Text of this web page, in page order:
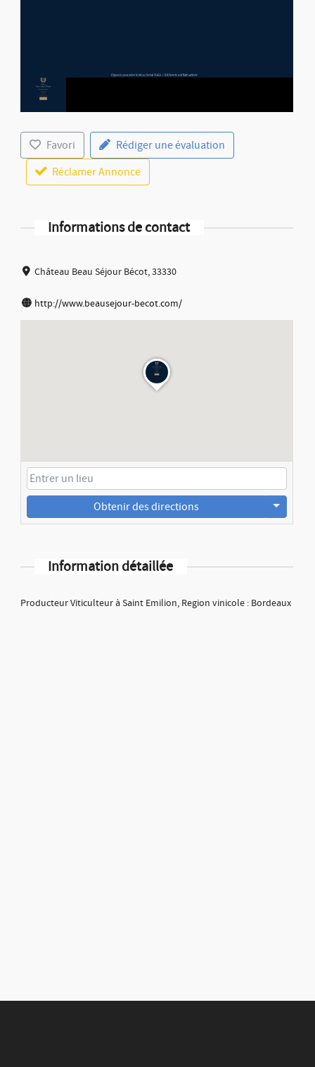
Favori
Rédiger une évaluation
Réclamer Annonce
Informations de contact
Château Beau Séjour Bécot, 33330
http://www.beausejour-becot.com/
Obtenir des directions
Information détaillée
Producteur Viticulteur à Saint Emilion, Region vinicole : Bordeaux